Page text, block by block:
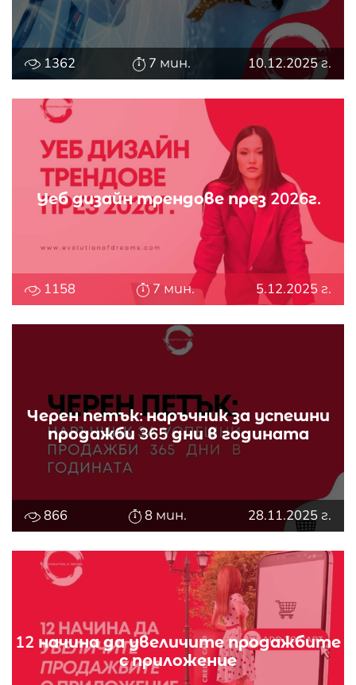
1362 7 мин. 10.12.2025 г.
Уеб дизайн трендове през 2026г.
1158 7 мин. 5.12.2025 г.
Черен петък: наръчник за успешни
продажби 365 дни в годината
866 8 мин. 28.11.2025 г.
12 начина да увеличите продажбите
с приложение